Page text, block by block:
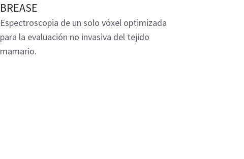
BREASE
Espectroscopia de un solo vóxel optimizada
para la evaluación no invasiva del tejido
mamario.